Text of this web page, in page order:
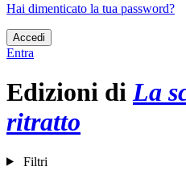
Hai dimenticato la tua password?
Accedi
Entra
Edizioni diLa
ritratto
Filtri